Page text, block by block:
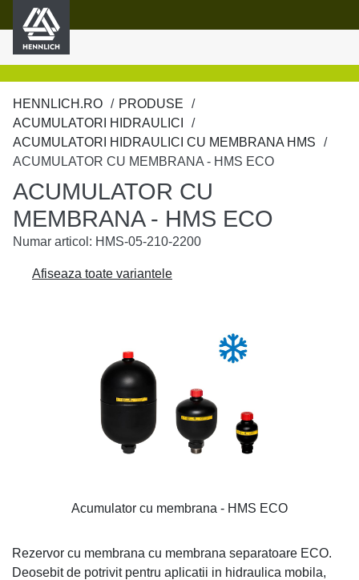
principal
HENNLICH.RO
PRODUSE
ACUMULATORI HIDRAULICI
ACUMULATORI HIDRAULICI CU MEMBRANA HMS
ACUMULATOR CU MEMBRANA - HMS ECO
ACUMULATOR CU
MEMBRANA - HMS ECO
Numar articol: HMS-05-210-2200
Afiseaza toate variantele
Acumulator cu membrana - HMS ECO
Rezervor cu membrana cu membrana separatoare ECO.
Deosebit de potrivit pentru aplicatii in hidraulica mobila,